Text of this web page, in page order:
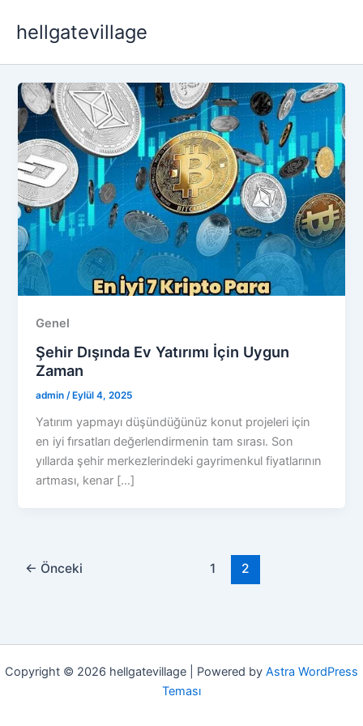
atlahellgatevillage
Genel
Şehir Dışında Ev Yatırımı İçin Uygun
Zaman
admin/ Eylül 4, 2025
Yatırım yapmayı düşündüğünüz konut projeleri için
en iyi fırsatları değerlendirmenin tam sırası. Son
yıllarda şehir merkezlerindeki gayrimenkul fiyatlarının
artması, kenar […]
← Önceki 1 2
Copyright © 2026 hellgatevillage | Powered by Astra WordPress
Teması